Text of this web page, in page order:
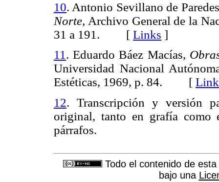
10. Antonio Sevillano de
Norte, Archivo General de la
31 a 191. [ Links ]
11. Eduardo Báez Macías,
Universidad Nacional
Estéticas, 1969, p. 84. [
12. Transcripción y versión
original, tanto en grafía como
párrafos.
Todo el contenido de
bajo una